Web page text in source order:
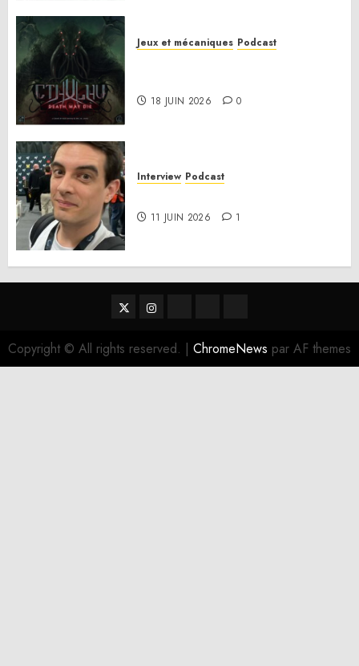
Jeux et mécaniques Podcast
18 JUIN 2026 0
Interview Podcast
11 JUIN 2026 1
TwitterInstagram
Copyright © All rights reserved. | ChromeNews par AF themes